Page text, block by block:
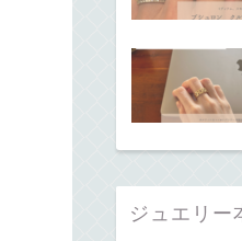
ジュエリー